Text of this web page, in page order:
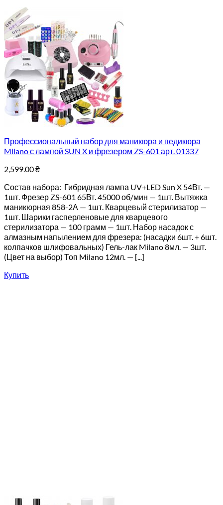
Профессиональный набор для маникюра и педикюра
Milano с лампой SUN X и фрезером ZS-601 арт. 01337
2,599.00₴
Состав набора: Гибридная лампа UV+LED Sun X 54Вт. —
1шт. Фрезер ZS-601 65Вт. 45000 об/мин — 1шт. Вытяжка
маникюрная 858-2А — 1шт. Кварцевый стерилизатор —
1шт. Шарики гасперленовые для кварцевого
стерилизатора — 100 грамм — 1шт. Набор насадок с
алмазным напылением для фрезера: (насадки 6шт. + 6шт.
колпачков шлифовальных) Гель-лак Milano 8мл. — 3шт.
(Цвет на выбор) Топ Milano 12мл. — [...]
Купить